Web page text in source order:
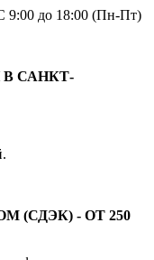
9:00 до 18:00 (Пн-Пт)
САНКТ-
(СДЭК) - ОТ 250